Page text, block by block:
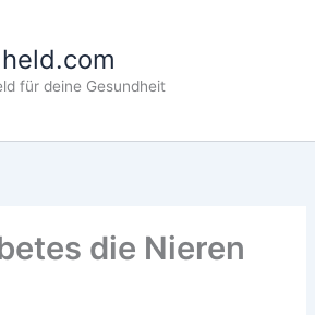
für deine Gesundheit
die Nieren